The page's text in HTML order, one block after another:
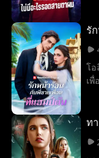
ผู้
รั
โ
เพื่
อย่
ข
ท